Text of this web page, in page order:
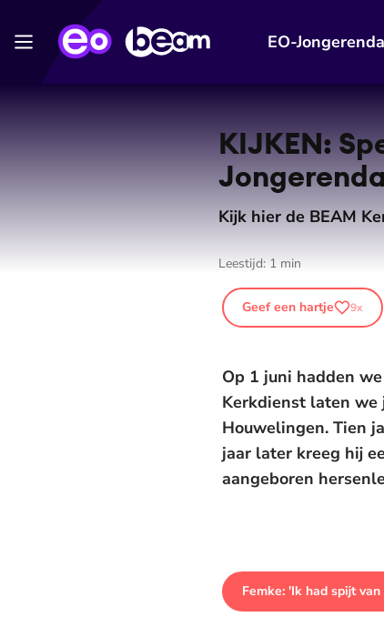
EO-
KIJKEN:
Kijk hier de BEAM
Leestijd: 1 min
Geef een hartje 9x
Op 1 juni hadden
Kerkdienst laten we
Houwelingen. Tien
jaar later kreeg hij
aangeboren
Femke: 'Ik had spijt